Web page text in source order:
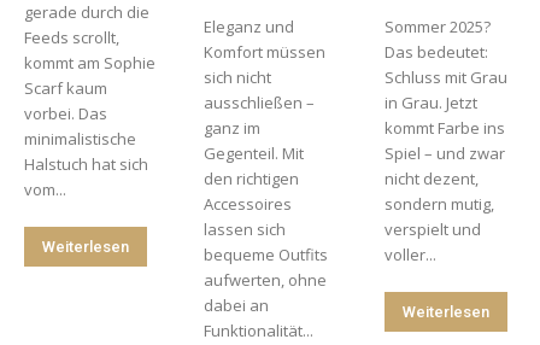
gerade durch die
Feeds scrollt,
kommt am Sophie
Scarf kaum
vorbei. Das
minimalistische
Halstuch hat sich
vom...
Weiterlesen
Eleganz und
Komfort müssen
sich nicht
ausschließen –
ganz im
Gegenteil. Mit
den richtigen
Accessoires
lassen sich
bequeme Outfits
aufwerten, ohne
dabei an
Funktionalität...
Sommer 2025?
Das bedeutet:
Schluss mit Grau
in Grau. Jetzt
kommt Farbe ins
Spiel – und zwar
nicht dezent,
sondern mutig,
verspielt und
voller...
Weiterlesen